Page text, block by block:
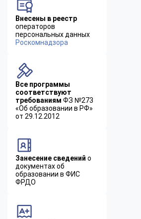
Внесены в реестр
операторов
персональных данных
Роскомнадзора
Все программы
соответствуют
требованиям ФЗ №273
«Об образовании в РФ»
от 29.12.2012
Занесение сведений о
документах об
образовании в ФИС
ФРДО